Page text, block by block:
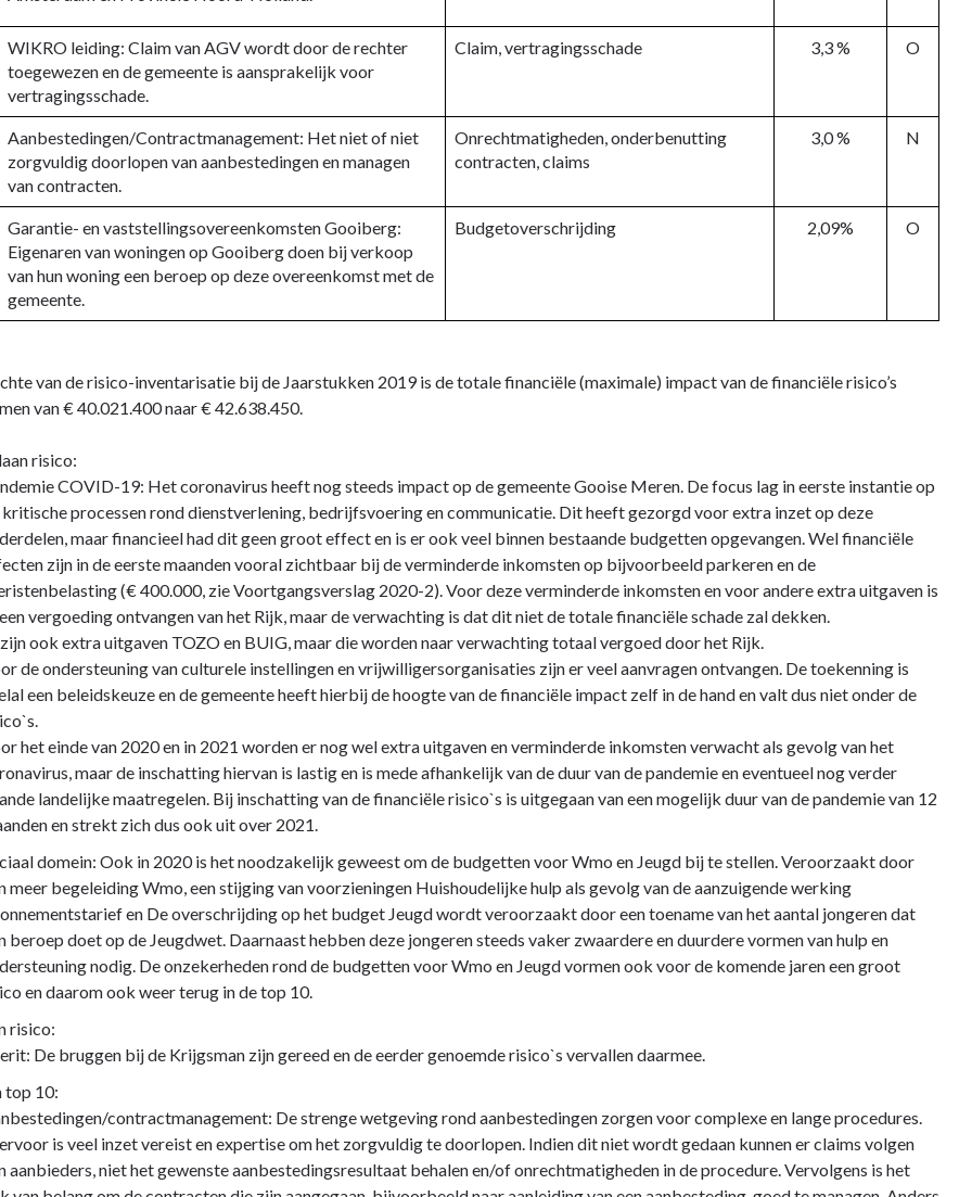
WIKRO leiding: Claim van AGV wordt door de rechter
toegewezen en de gemeente is aansprakelijk voor
vertragingsschade.
Claim, vertragingsschade 3,3 % O
Aanbestedingen/Contractmanagement: Het niet of niet
zorgvuldig doorlopen van aanbestedingen en managen
van contracten.
Onrechtmatigheden, onderbenutting
contracten, claims
3,0 % N
Garantie- en vaststellingsovereenkomsten Gooiberg:
Eigenaren van woningen op Gooiberg doen bij verkoop
van hun woning een beroep op deze overeenkomst met de
gemeente.
Budgetoverschrijding 2,09% O
van de risico-inventarisatie bij de Jaarstukken 2019 is de totale financiële (maximale) impact van de financiële risico’s
van € 40.021.400 naar € 42.638.450.
risico:
COVID-19: Het coronavirus heeft nog steeds impact op de gemeente Gooise Meren. De focus lag in eerste instantie op
kritische processen rond dienstverlening, bedrijfsvoering en communicatie. Dit heeft gezorgd voor extra inzet op deze
maar financieel had dit geen groot effect en is er ook veel binnen bestaande budgetten opgevangen. Wel financiële
zijn in de eerste maanden vooral zichtbaar bij de verminderde inkomsten op bijvoorbeeld parkeren en de
(€ 400.000, zie Voortgangsverslag 2020-2). Voor deze verminderde inkomsten en voor andere extra uitgaven is
vergoeding ontvangen van het Rijk, maar de verwachting is dat dit niet de totale financiële schade zal dekken.
ook extra uitgaven TOZO en BUIG, maar die worden naar verwachting totaal vergoed door het Rijk.
de ondersteuning van culturele instellingen en vrijwilligersorganisaties zijn er veel aanvragen ontvangen. De toekenning is
een beleidskeuze en de gemeente heeft hierbij de hoogte van de financiële impact zelf in de hand en valt dus niet onder de
het einde van 2020 en in 2021 worden er nog wel extra uitgaven en verminderde inkomsten verwacht als gevolg van het
maar de inschatting hiervan is lastig en is mede afhankelijk van de duur van de pandemie en eventueel nog verder
landelijke maatregelen. Bij inschatting van de financiële risico`s is uitgegaan van een mogelijk duur van de pandemie van 12
en strekt zich dus ook uit over 2021.
domein: Ook in 2020 is het noodzakelijk geweest om de budgetten voor Wmo en Jeugd bij te stellen. Veroorzaakt door
meer begeleiding Wmo, een stijging van voorzieningen Huishoudelijke hulp als gevolg van de aanzuigende werking
en De overschrijding op het budget Jeugd wordt veroorzaakt door een toename van het aantal jongeren dat
beroep doet op de Jeugdwet. Daarnaast hebben deze jongeren steeds vaker zwaardere en duurdere vormen van hulp en
nodig. De onzekerheden rond de budgetten voor Wmo en Jeugd vormen ook voor de komende jaren een groot
en daarom ook weer terug in de top 10.
risico:
De bruggen bij de Krijgsman zijn gereed en de eerder genoemde risico`s vervallen daarmee.
top 10:
contractmanagement: De strenge wetgeving rond aanbestedingen zorgen voor complexe en lange procedures.
is veel inzet vereist en expertise om het zorgvuldig te doorlopen. Indien dit niet wordt gedaan kunnen er claims volgen
aanbieders, niet het gewenste aanbestedingsresultaat behalen en/of onrechtmatigheden in de procedure. Vervolgens is het